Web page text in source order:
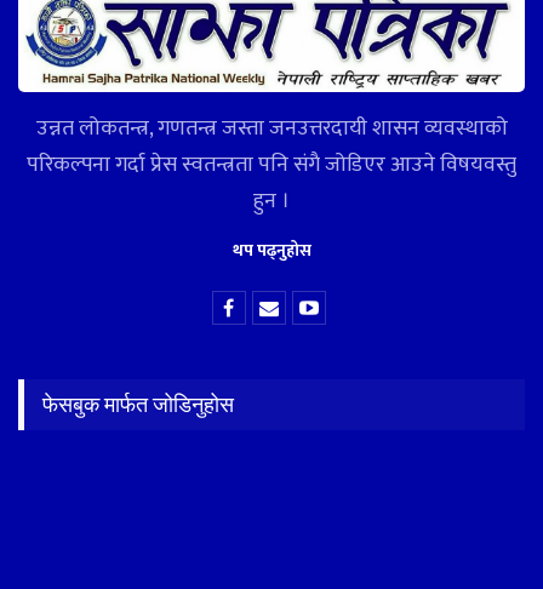
उन्नत लोकतन्त्र, गणतन्त्र जस्ता जनउत्तरदायी शासन व्यवस्थाको
परिकल्पना गर्दा प्रेस स्वतन्त्रता पनि संगै जोडिएर आउने विषयवस्तु
हुन ।
थप पढ्नुहोस
फेसबुक मार्फत जोडिनुहोस